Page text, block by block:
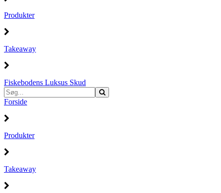
Produkter
Takeaway
Fiskebodens Luksus Skud
Forside
Produkter
Takeaway